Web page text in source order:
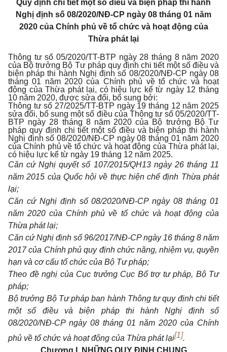
Quy định chi tiết một số điều và biện pháp thi hành
Nghị định số 08/2020/NĐ-CP ngày 08 tháng 01 năm
2020 của Chính phủ về tổ chức và hoạt động của
Thừa phát lại
Thông tư số 05/2020/TT-BTP ngày 28 tháng 8 năm 2020
của Bộ trưởng Bộ Tư pháp quy định chi tiết một số điều và
biện pháp thi hành Nghị định số 08/2020/NĐ-CP ngày 08
tháng 01 năm 2020 của Chính phủ về tổ chức và hoạt
động của Thừa phát lại, có hiệu lực kể từ ngày 12 tháng
10 năm 2020, được sửa đổi, bổ sung bởi:
Thông tư số 27/2025/TT-BTP ngày 19 tháng 12 năm 2025
sửa đổi, bổ sung một số điều của Thông tư số 05/2020/TT-
BTP ngày 28 tháng 8 năm 2020 của Bộ trưởng Bộ Tư
pháp quy định chi tiết một số điều và biện pháp thi hành
Nghị định số 08/2020/NĐ-CP ngày 08 tháng 01 năm 2020
của Chính phủ về tổ chức và hoạt động của Thừa phát lại,
có hiệu lực kể từ ngày 19 tháng 12 năm 2025.
Căn cứ Nghị quyết số 107/2015/QH13 ngày 26 tháng 11
năm 2015 của Quốc hội về thực hiện chế định Thừa phát
lại;
Căn cứ Nghị định số 08/2020/NĐ-CP ngày 08 tháng 01
năm 2020 của Chính phủ về tổ chức và hoạt động của
Thừa phát lại;
Căn cứ Nghị định số 96/2017/NĐ-CP ngày 16 tháng 8 năm
2017 của Chính phủ quy định chức năng, nhiệm vụ, quyền
hạn và cơ cấu tổ chức của Bộ Tư pháp;
Theo đề nghị của Cục trưởng Cục Bổ trợ tư pháp, Bộ Tư
pháp;
Bộ trưởng Bộ Tư pháp ban hành Thông tư quy định chi tiết
một số điều và biện pháp thi hành Nghị định số
08/2020/NĐ-CP ngày 08 tháng 01 năm 2020 của Chính
phủ về tổ chức và hoạt động của Thừa phát lại[1].